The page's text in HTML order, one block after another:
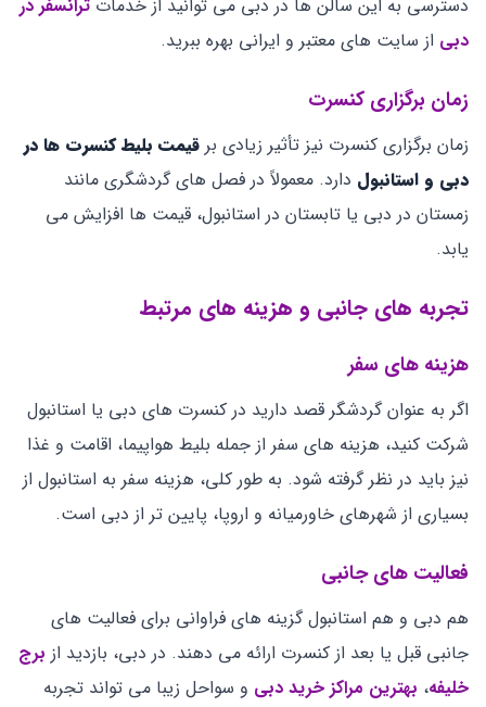
دسترسی به این سالن ها در دبی می توانید از خدمات ترانسفر در
دبی از سایت های معتبر و ایرانی بهره ببرید.
زمان برگزاری کنسرت
زمان برگزاری کنسرت نیز تأثیر زیادی بر قیمت بلیط کنسرت‌ ها در
دبی و استانبول دارد. معمولاً در فصل ‌های گردشگری مانند
زمستان در دبی یا تابستان در استانبول، قیمت ‌ها افزایش می
‌یابد.
تجربه‌ های جانبی و هزینه‌ های مرتبط
هزینه‌ های سفر
اگر به عنوان گردشگر قصد دارید در کنسرت‌ های دبی یا استانبول
شرکت کنید، هزینه‌ های سفر از جمله بلیط هواپیما، اقامت و غذا
نیز باید در نظر گرفته شود. به طور کلی، هزینه سفر به استانبول از
بسیاری از شهرهای خاورمیانه و اروپا، پایین ‌تر از دبی است.
فعالیت ‌های جانبی
هم دبی و هم استانبول گزینه‌ های فراوانی برای فعالیت ‌های
جانبی قبل یا بعد از کنسرت ارائه می ‌دهند. در دبی، بازدید از برج
خلیفه، بهترین مراکز خرید دبی و سواحل زیبا می‌ تواند تجربه